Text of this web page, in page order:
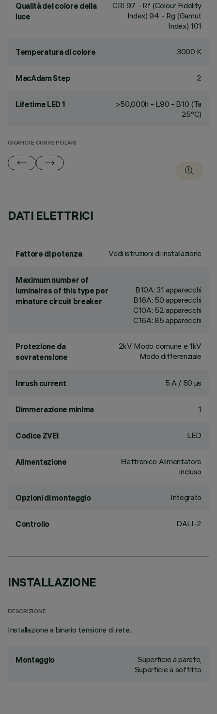
Qualità del colore della
luce
CRI 97 - Rf (Colour Fidelity
Index) 94 - Rg (Gamut
Index) 101
Temperatura di colore 3000 K
MacAdam Step 2
Lifetime LED 1
>50,000h - L90 - B10 (Ta
25°C)
GRAFICI E CURVE POLARI
DATI ELETTRICI
Fattore di potenza Vedi istruzioni di installazione
Maximum number of
luminaires of this type per
minature circuit breaker
B10A: 31 apparecchi
B16A: 50 apparecchi
C10A: 52 apparecchi
C16A: 85 apparecchi
Protezione da
sovratensione
2kV Modo comune e 1kV
Modo differenziale
Inrush current 5 A / 50 µs
Dimmerazione minima 1
Codice ZVEI LED
Alimentazione
Elettronico Alimentatore
incluso
Opzioni di montaggio Integrato
Controllo DALI-2
INSTALLAZIONE
DESCRIZIONE
Installazione a binario tensione di rete.;
Montaggio
Superficie a parete,
Superficie a soffitto